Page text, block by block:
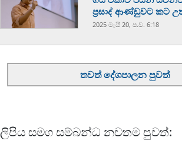
ප්‍රසාද් ආණ්ඩුවට කට
2025 මැයි 20, ප.ව. 6:18
තවත් දේශපාලන පුවත්
ලිපිය සමග සම්බන්ධ නවතම පුවත්: